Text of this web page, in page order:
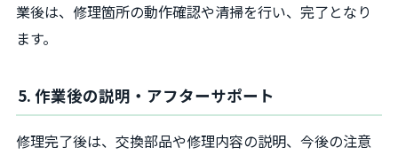
業後は、修理箇所の動作確認や清掃を行い、完了となり
ます。
5. 作業後の説明・アフターサポート
修理完了後は、交換部品や修理内容の説明、今後の注意